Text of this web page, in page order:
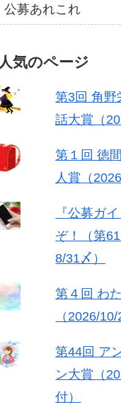
公募あれこれ
人気のページ
第3回 角野
話大賞（
第１回 徳
人賞（
『公募ガ
ぞ！（第
8/31〆）
第４回 わ
（2026/10/
第44回 ア
ン大賞（
付）